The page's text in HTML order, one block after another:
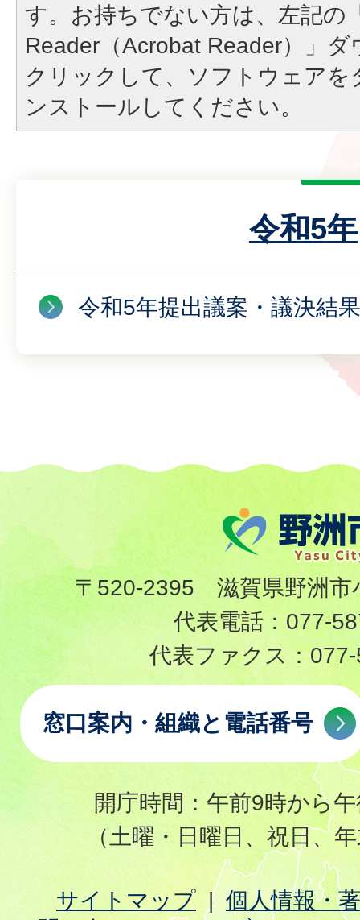
す。お持ちでない方は、左記の
Reader（Acrobat Reader）」
クリックして、ソフトウェア
ンストールしてください。
令和5年
令和5年提出議案・議決結果
〒520-2395 滋賀県野洲市
代表電話： 077-
代表ファクス：
窓口案内・組織と電話番号
開庁時間：午前9時から
（土曜・日曜日、祝日、
サイトマップ
個人情報・